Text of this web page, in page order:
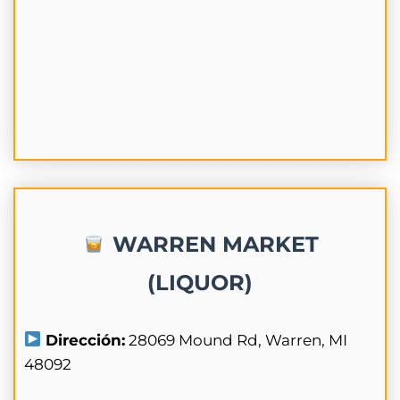
WARREN MARKET
(LIQUOR)
Dirección: 28069 Mound Rd, Warren, MI
48092